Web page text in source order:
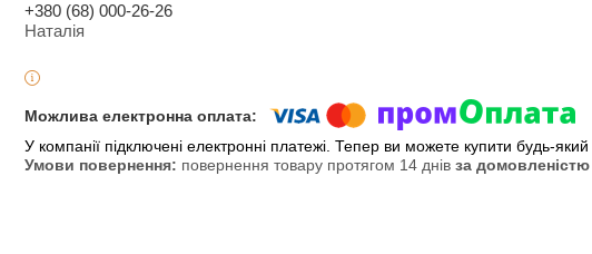
+380 (68) 000-26-26
Наталія
У компанії підключені електронні платежі. Тепер ви можете купити будь-
повернення товару протягом 14 днів за домовленістю